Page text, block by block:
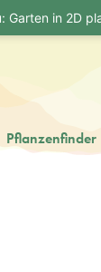
Pflanzenfinder
Garten in 2D